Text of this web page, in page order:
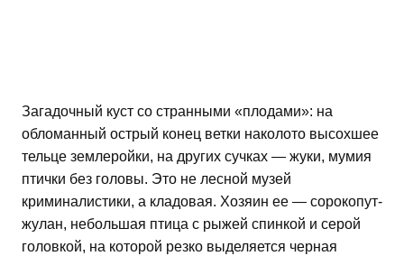
Загадочный куст со странными «плодами»: на
обломанный острый конец ветки наколото высохшее
тельце землеройки, на других сучках — жуки, мумия
птички без головы. Это не лесной музей
криминалистики, а кладовая. Хозяин ее — сорокопут-
жулан, небольшая птица с рыжей спинкой и серой
головкой, на которой резко выделяется черная